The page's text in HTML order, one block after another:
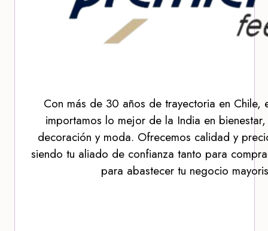
Con más de 30 años de trayectoria en Chile,
importamos lo mejor de la India en
decoración y moda. Ofrecemos calidad y
siendo tu aliado de confianza tanto para
para abastecer tu negocio